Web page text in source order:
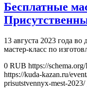
Бесплатные
13 августа 2023 года
мастер-класс по
0 RUB https://
https://kuda-kazan.ru/
prisutstvennyx-mest-2023/